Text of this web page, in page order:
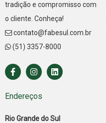
tradição e compromisso com
o cliente. Conheça!
contato@fabesul.com.br
(51) 3357-8000
Endereços
Rio Grande do Sul